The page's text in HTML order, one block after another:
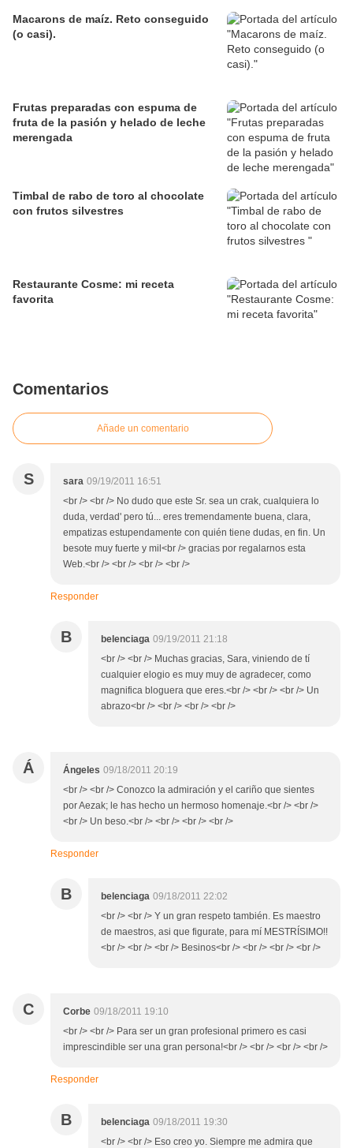
Macarons de maíz. Reto conseguido
(o casi).
Frutas preparadas con espuma de
fruta de la pasión y helado de leche
merengada
Timbal de rabo de toro al chocolate
con frutos silvestres
Restaurante Cosme: mi receta
favorita
Comentarios
Añade un comentario
S sara 09/19/2011 16:51
<br /> <br /> No dudo que este Sr. sea un crak, cualquiera lo
duda, verdad' pero tú... eres tremendamente buena, clara,
empatizas estupendamente con quién tiene dudas, en fin. Un
besote muy fuerte y mil<br /> gracias por regalarnos esta
Web.<br /> <br /> <br /> <br />
Responder
B belenciaga 09/19/2011 21:18
<br /> <br /> Muchas gracias, Sara, viniendo de tí
cualquier elogio es muy muy de agradecer, como
magnifica bloguera que eres.<br /> <br /> <br /> Un
abrazo<br /> <br /> <br /> <br />
Á Ángeles 09/18/2011 20:19
<br /> <br /> Conozco la admiración y el cariño que sientes
por Aezak; le has hecho un hermoso homenaje.<br /> <br />
<br /> Un beso.<br /> <br /> <br /> <br />
Responder
B belenciaga 09/18/2011 22:02
<br /> <br /> Y un gran respeto también. Es maestro
de maestros, asi que figurate, para mí MESTRÍSIMO!!
<br /> <br /> <br /> Besinos<br /> <br /> <br /> <br />
C Corbe 09/18/2011 19:10
<br /> <br /> Para ser un gran profesional primero es casi
imprescindible ser una gran persona!<br /> <br /> <br /> <br />
Responder
B belenciaga 09/18/2011 19:30
<br /> <br /> Eso creo yo. Siempre me admira que